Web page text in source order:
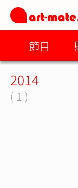
節目
2014
( 1 )